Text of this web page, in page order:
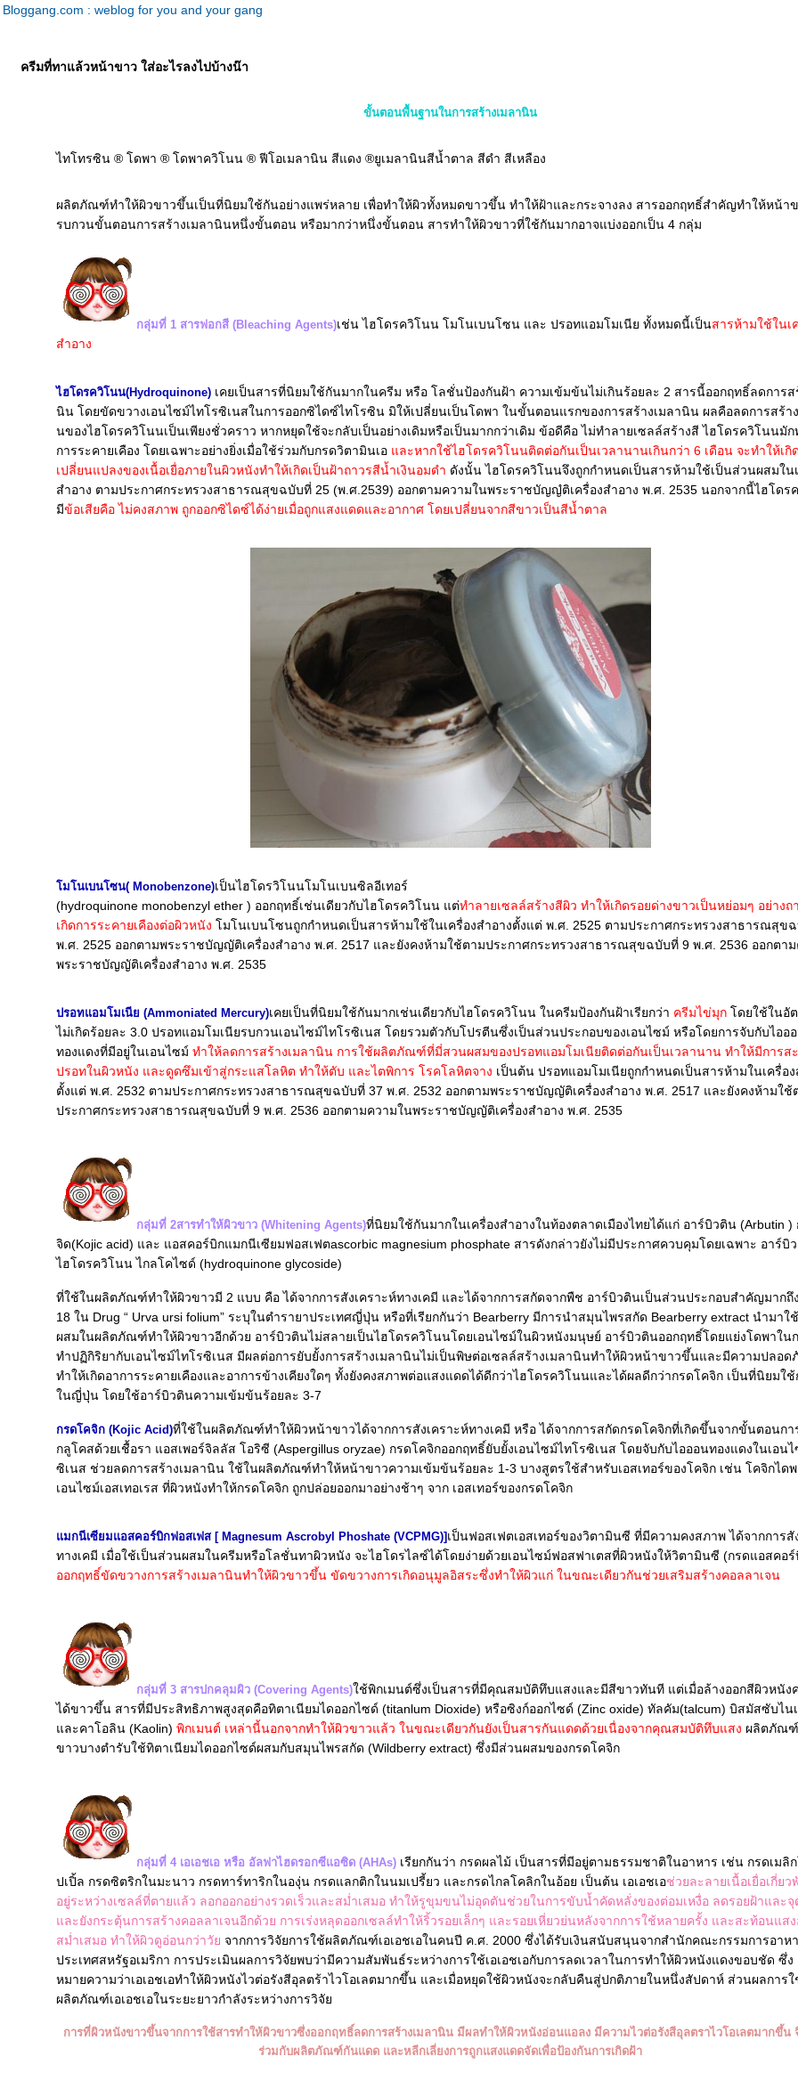
Bloggang.com : weblog for you and your gang
ครีมที่ทาแล้วหน้าขาว ใส่อะไรลงไปบ้างน๊า
ขั้นตอนพื้นฐานในการสร้างเมลานิน
ไทโทรซิน ® โดพา ® โดพาควิโนน ® ฟีโอเมลานิน สีแดง ®ยูเมลานินสีน้ำตาล สีดำ สีเหลือง
ผลิตภัณฑ์ทำให้ผิวขาวขึ้นเป็นที่นิยมใช้กันอย่างแพร่หลาย เพื่อทำให้ผิวทั้งหมดขาวขึ้น ทำให้ฝ้าและกระจางลง สารออกฤทธิ์สำคัญทำให้หน้า
รบกวนขั้นตอนการสร้างเมลานินหนึ่งขั้นตอน หรือมากว่าหนึ่งขั้นตอน สารทำให้ผิวขาวที่ใช้กันมากอาจแบ่งออกเป็น 4 กลุ่ม
กลุ่มที่ 1 สารฟอกสี (Bleaching Agents)เช่น ไฮโดรควิโนน โมโนเบนโซน และ ปรอทแอมโมเนีย ทั้งหมดนี้เป็นสารห้ามใช้ในเ
สำอาง
ไฮโดรควิโนน(Hydroquinone) เคยเป็นสารที่นิยมใช้กันมากในครีม หรือ โลชั่นป้องกันฝ้า ความเข้มข้นไม่เกินร้อยละ 2 สารนี้ออกฤทธิ์ลดการส
นิน โดยขัดขวางเอนไซม์ไทโรซิเนสในการออกซิไดซ์ไทโรซิน มิให้เปลี่ยนเป็นโดพา ในขั้นตอนแรกของการสร้างเมลานิน ผลคือลดการสร้า
นของไฮโดรควิโนนเป็นเพียงชั่วคราว หากหยุดใช้จะกลับเป็นอย่างเดิมหรือเป็นมากกว่าเดิม ข้อดีคือ ไม่ทำลายเซลล์สร้างสี ไฮโดรควิโนนมัก
การระคายเคือง โดยเฉพาะอย่างยิ่งเมื่อใช้ร่วมกับกรดวิตามินเอ ละหากใช้ไฮโดรควิโนนติดต่อกันเป็นเวลานานเกินกว่า 6 เดือน จะทำให้เกิ
เปลี่ยนแปลงของเนื้อเยื่อภายในผิวหนังทำให้เกิดเป็นฝ้าถาวรสีน้ำเงินอมดำ ดังนั้น ไฮโดรควิโนนจึงถูกกำหนดเป็นสารห้ามใช้เป็นส่วนผสมใน
สำอาง ตามประกาศกระทรวงสาธารณสุขฉบับที่ 25 (พ.ศ.2539) ออกตามความในพระราชบัญญํติเครื่องสำอาง พ.ศ. 2535 นอกจากนี้ไฮโดร
มีข้อเสียคือ ไม่คงสภาพ ถูกออกซิไดซ์ได้ง่ายเมื่อถูกแสงแดดและอากาศ โดยเปลี่ยนจากสีขาวเป็นสีน้ำตาล
มโนเบนโซน( Monobenzone)เป็นไฮโดรวิโนนโมโนเบนซิลอีเทอร์
(hydroquinone monobenzyl ether ) ออกฤทธิ์เช่นเดียวกับไฮโดรควิโนน แต่ทำลายเซลล์สร้างสีผิว ทำให้เกิดรอยด่างขาวเป็นหย่อมๆ อย่างถ
เกิดการระคายเคืองต่อผิวหนัง มโนเบนโซนถูกกำหนดเป็นสารห้ามใช้ในเครื่องสำอางตั้งแต่ พ.ศ. 2525 ตามประกาศกระทรวงสาธารณสุข
พ.ศ. 2525 ออกตามพระราชบัญญัติเครื่องสำอาง พ.ศ. 2517 และยังคงห้ามใช้ตามประกาศกระทรวงสาธารณสุขฉบับที่ 9 พ.ศ. 2536 ออกตา
พระราชบัญญัติเครื่องสำอาง พ.ศ. 2535
ปรอทแอมโมเนีย (Ammoniated Mercury)เคยเป็นที่นิยมใช้กันมากเช่นเดียวกับไฮโดรควิโนน ในครีมป้องกันฝ้าเรียกว่า ครีมไข่มุก ดยใช้ในอั
ไม่เกิดร้อยละ 3.0 ปรอทแอมโมเนียรบกวนเอนไซม์ไทโรซิเนส โดยรวมตัวกับโปรตีนซึ่งเป็นส่วนประกอบของเอนไซม์ หรือโดยการจับกับไออ
ทองแดงที่มีอยู่ในเอนไซม์ ทำให้ลดการสร้างเมลานิน การใช้ผลิตภัณฑ์ที่มี่สวนผสมของปรอทแอมโมเนียติดต่อกันเป็นเวลานาน ทำให้มีการส
ปรอทในผิวหนัง และดูดซึมเข้าสู่กระแสโลหิต ทำให้ตับ และไตพิการ โรคโลหิตจาง เป็นต้น ปรอทแอมโมเนียถูกกำหนดเป็นสารห้ามในเครื่อง
ตั้งแต่ พ.ศ. 2532 ตามประกาศกระทรวงสาธารณสุขฉบับที่ 37 พ.ศ. 2532 ออกตามพระราชบัญญัติเครื่องสำอาง พ.ศ. 2517 และยังคงห้ามใช้
ประกาศกระทรวงสาธารณสุขฉบับที่ 9 พ.ศ. 2536 ออกตามความในพระราชบัญญัติเครื่องสำอาง พ.ศ. 2535
กลุ่มที่ 2สารทำให้ผิวขาว (Whitening Agents)ที่นิยมใช้กันมากในเครื่องสำอางในท้องตลาดเมืองไทยได้แก่ อาร์บิวติน (Arbutin )
จิด(Kojic acid) และ แอสคอร์บิกแมกนีเซียมฟอสเฟตascorbic magnesium phosphate สารดังกล่าวยังไม่มีประกาศควบคุมโดยเฉพาะ อาร์บิ
ไฮโดรควิโนน ไกลโคไซด์ (hydroquinone glycoside)
ที่ใช้ในผลิตภัณฑ์ทำให้ผิวขาวมี 2 แบบ คือ ได้จากการสังเคราะห์ทางเคมี และได้จากการสกัดจากพืช อาร์บิวตินเป็นส่วนประกอบสำคัญมากถึ
18 ใน Drug “ Urva ursi folium” ระบุในตำรายาประเทศญี่ปุ่น หรือที่เรียกกันว่า Bearberry มีการนำสมุนไพรสกัด Bearberry extract นำมาใ
ผสมในผลิตภัณฑ์ทำให้ผิวขาวอีกด้วย อาร์บิวตินไม่สลายเป็นไฮโดรควิโนนโดยเอนไซม์ในผิวหนังมนุษย์ อาร์บิวตินออกฤทธิ์โดยแย่งโดพาในก
ทำปฏิกิริยากับเอนไซม์ไทโรซิเนส มีผลต่อการยับยั้งการสร้างเมลานินไม่เป็นพิษต่อเซลล์สร้างเมลานินทำให้ผิวหน้าขาวขึ้นและมีความปลอด
ทำให้เกิดอาการระคายเคืองและอาการข้างเคียงใดๆ ทั้งยังคงสภาพต่อแสงแดดได้ดีกว่าไฮโดรควิโนนและได้ผลดีกว่ากรดโคจิก เป็นที่นิยมใ
นญี่ปุ่น โดยใช้อาร์บิวตินความเข้มข้นร้อยละ 3-7
กรดโคจิก (Kojic Acid)ที่ใช้ในผลิตภัณฑ์ทำให้ผิวหน้าขาวได้จากการสังเคราะห์ทางเคมี หรือ ได้จากการสกัดกรดโคจิกที่เกิดขึ้นจากขั้นตอนกา
กลูโคสด้วยเชื้อรา แอสเพอร์จิลลัส โอริซี (Aspergillus oryzae) กรดโคจิกออกฤทธิ์ยับยั้งเอนไซม์ไทโรซิเนส โดยจับกับไอออนทองแดงในเอน
ซิเนส ช่วยลดการสร้างเมลานิน ใช้ในผลิตภัณฑ์ทำให้หน้าขาวความเข้มข้นร้อยละ 1-3 บางสูตรใช้สำหรับเอสเทอร์ของโคจิก เช่น โคจิกไดพ
เอนไซม์เอสเทอเรส ที่ผิวหนังทำให้กรดโคจิก ถูกปล่อยออกมาอย่างช้าๆ จาก เอสเทอร์ของกรดโคจิก
มกนีเซียมแอสคอร์บิกฟอสเฟส [ Magnesum Ascrobyl Phoshate (VCPMG)] เป็นฟอสเฟตเอสเทอร์ของวิตามินซี ที่มีความคงสภาพ ได้จากการสั
ทางเคมี เมื่อใช้เป็นส่วนผสมในครีมหรือโลชั่นทาผิวหนัง จะไฮโดรไลซ์ได้โดยง่ายด้วยเอนไซม์ฟอสฟาเตสที่ผิวหนังให้วิตามินซี (กรดแอสคอร์
ออกฤทธิ์ขัดขวางการสร้างเมลานินทำให้ผิวขาวขึ้น ขัดขวางการเกิดอนุมูลอิสระซึ่งทำให้ผิวแก่ ในขณะเดียวกันช่วยเสริมสร้างคอลลาเจน
กลุ่มที่ 3 สารปกคลุมผิว (Covering Agents)ช้พิกเมนต์ซึ่งเป็นสารที่มีคุณสมบัติทึบแสงและมีสีขาวทันที แต่เมื่อล้างออกสีผิวหนังค
ได้ขาวขึ้น สารที่มีประสิทธิภาพสูงสุดคือทิตาเนียมไดออกไซด์ (titanlum Dioxide) หรือซิงก์ออกไซด์ (Zinc oxide) ทัลคัม(talcum) บิสมัสซับไน
ละคาโอลิน (Kaolin) พิกเมนต์ เหล่านี้นอกจากทำให้ผิวขาวแล้ว ในขณะเดียวกันยังเป็นสารกันแดดด้วยเนื่องจากคุณสมบัติทึบแสง ผลิตภัณฑ์
ขาวบางตำรับใช้ทิตาเนียมไดออกไซด์ผสมกับสมุนไพรสกัด (Wildberry extract) ซึ่งมีส่วนผสมของกรดโคจิก
กลุ่มที่ 4 เอเอชเอ หรือ อัลฟาไฮดรอกซีแอซิด (AHAs) เรียกกันว่า กรดผลไม้ เป็นสารที่มีอยู่ตามธรรมชาติในอาหาร เช่น กรดเมลิ
ปเปิ้ล กรดซิตริกในมะนาว กรดทาร์ทาริกในองุ่น กรดแลกติกในนมเปรี้ยว และกรดไกลโคลิกในอ้อย เป็นต้น เอเอชเอช่วยละลายเนื้อเยื่อเกี่ย
อยู่ระหว่างเซลล์ที่ตายแล้ว ลอกออกอย่างรวดเร็วและสม่ำเสมอ ทำให้รูขุมขนไม่อุดตันช่วยในการขับน้ำคัดหลั่งของต่อมเหงื่อ ลดรอยฝ้าและจุ
ละยังกระตุ้นการสร้างคอลลาเจนอีกด้วย การเร่งหลุดออกเซลล์ทำให้ริ้วรอยเล็กๆ และรอยเหี่ยวย่นหลังจากการใช้หลายครั้ง และสะท้อนแสง
สม่ำเสมอ ทำให้ผิวดูอ่อนกว่าวั จากการวิจัยการใช้ผลิตภัณฑ์เอเอชเอในคนปี ค.ศ. 2000 ซึ่งได้รับเงินสนับสนุนจากสำนักคณะกรรมการอาห
ประเทศสหรัฐอเมริกา การประเมินผลการวิจัยพบว่ามีความสัมพันธ์ระหว่างการใช้เอเอชเอกับการลดเวลาในการทำให้ผิวหนังแดงขอบชัด ซึ่ง
หมายความว่าเอเอชเอทำให้ผิวหนังไวต่อรังสีอุลตร้าไวโอเลตมากขึ้น และเมื่อหยุดใช้ผิวหนังจะกลับคืนสู่ปกติภายในหนึ่งสัปดาห์ ส่วนผลการใ
ผลิตภัณฑ์เอเอชเอในระยะยาวกำลังระหว่างการวิจั
การที่ผิวหนังขาวขึ้นจากการใช้สารทำให้ผิวขาวซึ่งออกฤทธิ์ลดการสร้างเมลานิน มีผลทำให้ผิวหนังอ่อนแอลง มีความไวต่อรังสีอุลตราไวโอเลตมากขึ้น
ร่วมกับผลิตภัณฑ์กันแดด และหลีกเลี่ยงการถูกแสงแดดจัดเพื่อป้องกันการเกิดฝ้า